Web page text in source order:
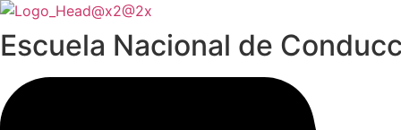
Ir
al
contenido
Escuela Nacional de